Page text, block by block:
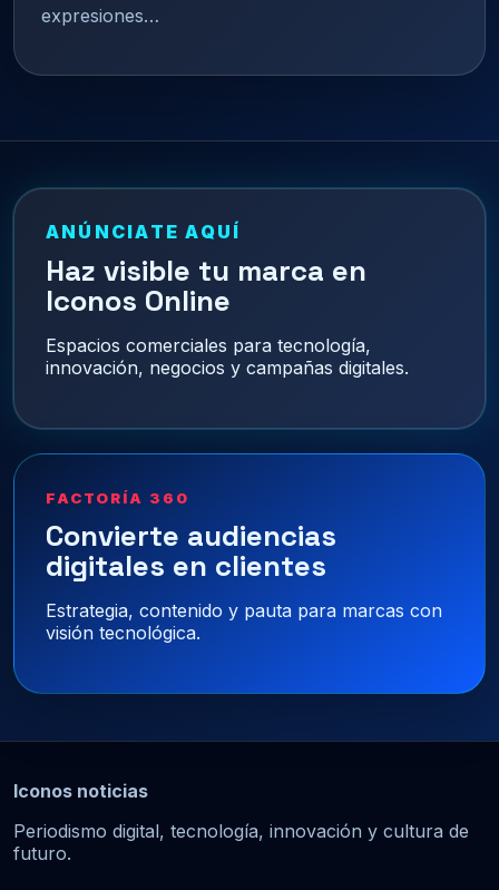
expresiones…
ANÚNCIATE AQUÍ
Haz visible tu marca en
Iconos Online
Espacios comerciales para tecnología,
innovación, negocios y campañas digitales.
FACTORÍA 360
Convierte audiencias
digitales en clientes
Estrategia, contenido y pauta para marcas con
visión tecnológica.
Iconos noticias
Periodismo digital, tecnología, innovación y cultura de
futuro.